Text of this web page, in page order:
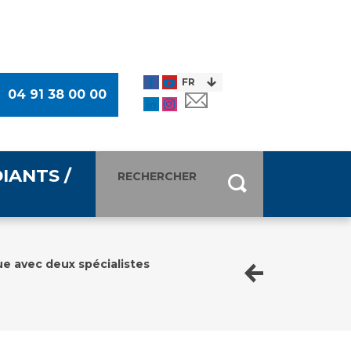
04 91 38 00 00
/
avec deux spécialistes